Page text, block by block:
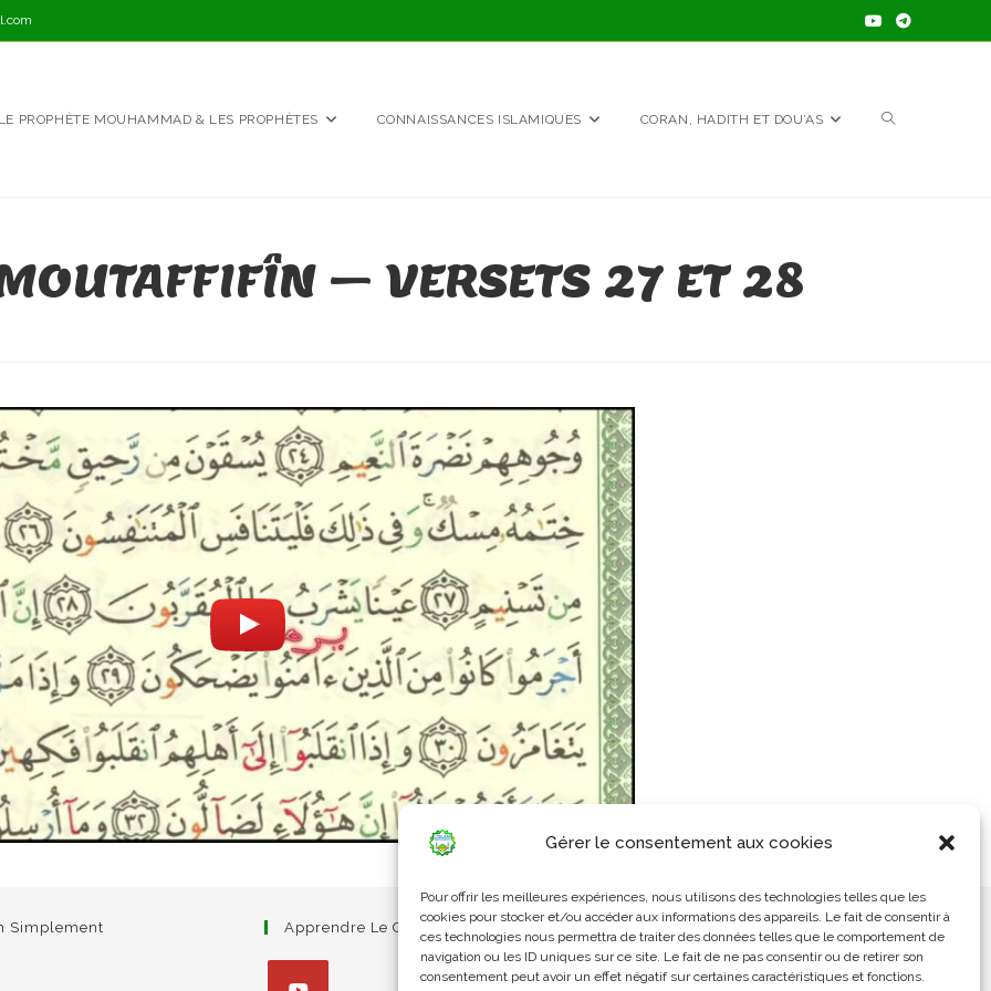
Gérer le consentement aux cookies
Pour offrir les meilleures expériences, nous utilisons des technologies telles que les
cookies pour stocker et/ou accéder aux informations des appareils. Le fait de consentir à
ces technologies nous permettra de traiter des données telles que le comportement de
navigation ou les ID uniques sur ce site. Le fait de ne pas consentir ou de retirer son
consentement peut avoir un effet négatif sur certaines caractéristiques et fonctions.
LE PROPHÈTE MOUHAMMAD & LES PROPHÈTES CONNAISSANCES ISLAMIQUES CORAN, HADITH ET DOU’AS TOGGLE
– VERSETS 27 ET 28
Simplement Apprendre Le Coran Simplement